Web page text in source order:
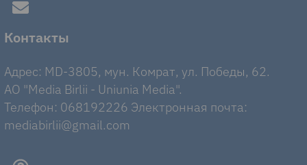
Контакты
Адрес: MD-3805, мун. Комрат, ул. Победы, 62.
AO "Media Birlii - Uniunia Media".
Телефон: 068192226 Электронная почта:
mediabirlii@gmail.com